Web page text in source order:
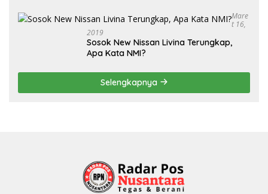
Mare
T 16,
2019
Sosok New Nissan Livina Terungkap,
Apa Kata NMI?
Selengkapnya